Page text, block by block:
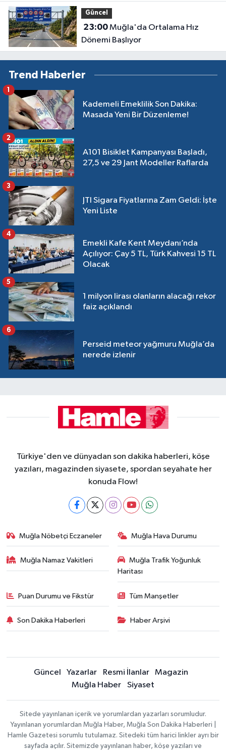
Güncel
23:00Muğla'da Ortalama Hız
Dönemi Başlıyor
Trend Haberler
Kademeli Emeklilik Son Dakika:
Masada Yeni Bir Düzenleme!
1
A101 Bisiklet Kampanyası Başladı,
27,5 ve 29 Jant Modeller Raflarda
2
JTI Sigara Fiyatlarına Zam Geldi: İşte
Yeni Liste
3
Emekli Kafe Kent Meydanı’nda
Açılıyor: Çay 5 TL, Türk Kahvesi 15 TL
Olacak
4
1 milyon lirası olanların alacağı rekor
faiz açıklandı
5
Perseid meteor yağmuru Muğla’da
nerede izlenir
6
Türkiye'den ve dünyadan son dakika haberleri, köşe
yazıları, magazinden siyasete, spordan seyahate her
konuda Flow!
Muğla Nöbetçi Eczaneler Muğla Hava Durumu
Muğla Namaz Vakitleri
Muğla Trafik Yoğunluk
Haritası
Puan Durumu ve Fikstür Tüm Manşetler
Son Dakika Haberleri Haber Arşivi
Güncel Yazarlar Resmi İlanlar
Magazin
Muğla Haber
Siyaset
Sitede yayınlanan içerik ve yorumlardan yazarları sorumludur.
Yayınlanan yorumlardan Muğla Haber, Muğla Son Dakika Haberleri |
Hamle Gazetesi sorumlu tutulamaz. Sitedeki tüm harici linkler ayrı bir
sayfada açılır. Sitemizde yayınlanan haber, köşe yazıları ve